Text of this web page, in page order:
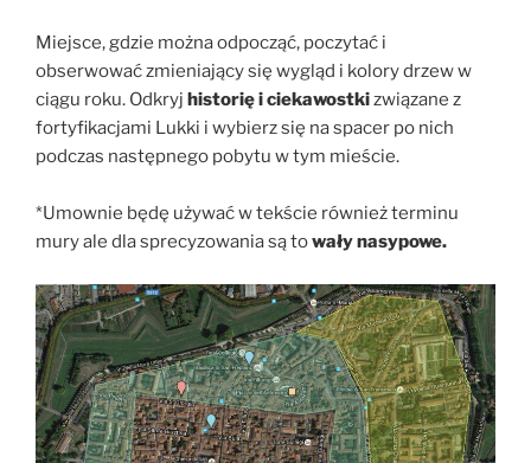
Miejsce, gdzie można odpocząć, poczytać i
obserwować zmieniający się wygląd i kolory drzew w
ciągu roku. Odkryj historię i ciekawostkizwiązane z
fortyfikacjami Lukki i wybierz się na spacer po nich
podczas następnego pobytu w tym mieście.
*Umownie będę używać w tekście również terminu
mury ale dla sprecyzowania są towały nasypowe.